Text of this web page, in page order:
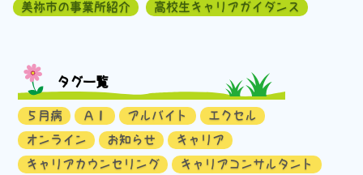
美祢市の事業所紹介
高校生キャリアガイダンス
タグ一覧
５月病 ＡＩ アルバイト
エクセル
オンライン
お知らせ
キャリア
キャリアカウンセリング
キャリアコンサルタント